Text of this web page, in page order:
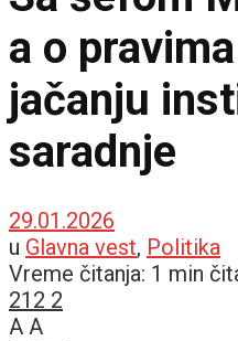
a o
jačanju
saradnje
29.01.2026
u Glavna vest, Politika
Vreme čitanja: 1 min
212 2
A A